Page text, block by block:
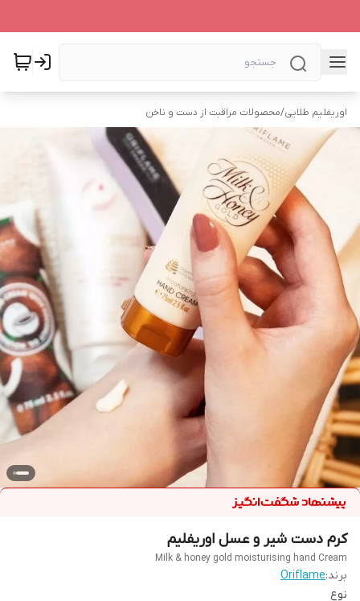
اوریفلیم طلایی/محصولات مراقبت از دست و ناخن
کرم دست شیر و عسل اوریفلیم
Milk & honey gold moisturising hand Cream
برند:Oriflame
نوع